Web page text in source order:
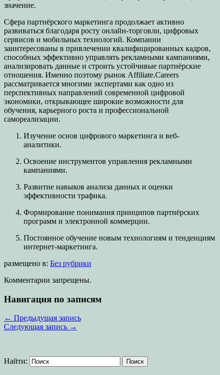
значение.
Сфера партнёрского маркетинга продолжает активно
развиваться благодаря росту онлайн-торговли, цифровых
сервисов и мобильных технологий. Компании
заинтересованы в привлечении квалифицированных кадров,
способных эффективно управлять рекламными кампаниями,
анализировать данные и строить устойчивые партнёрские
отношения. Именно поэтому рынок Affiliate.Careers
рассматривается многими экспертами как одно из
перспективных направлений современной цифровой
экономики, открывающее широкие возможности для
обучения, карьерного роста и профессиональной
самореализации.
Изучение основ цифрового маркетинга и веб-
аналитики.
Освоение инструментов управления рекламными
кампаниями.
Развитие навыков анализа данных и оценки
эффективности трафика.
Формирование понимания принципов партнёрских
программ и электронной коммерции.
Постоянное обучение новым технологиям и тенденциям
интернет-маркетинга.
размещено в: Без рубрики
Комментарии запрещены.
Навигация по записям
← Предыдущая запись
Следующая запись →
Найти: